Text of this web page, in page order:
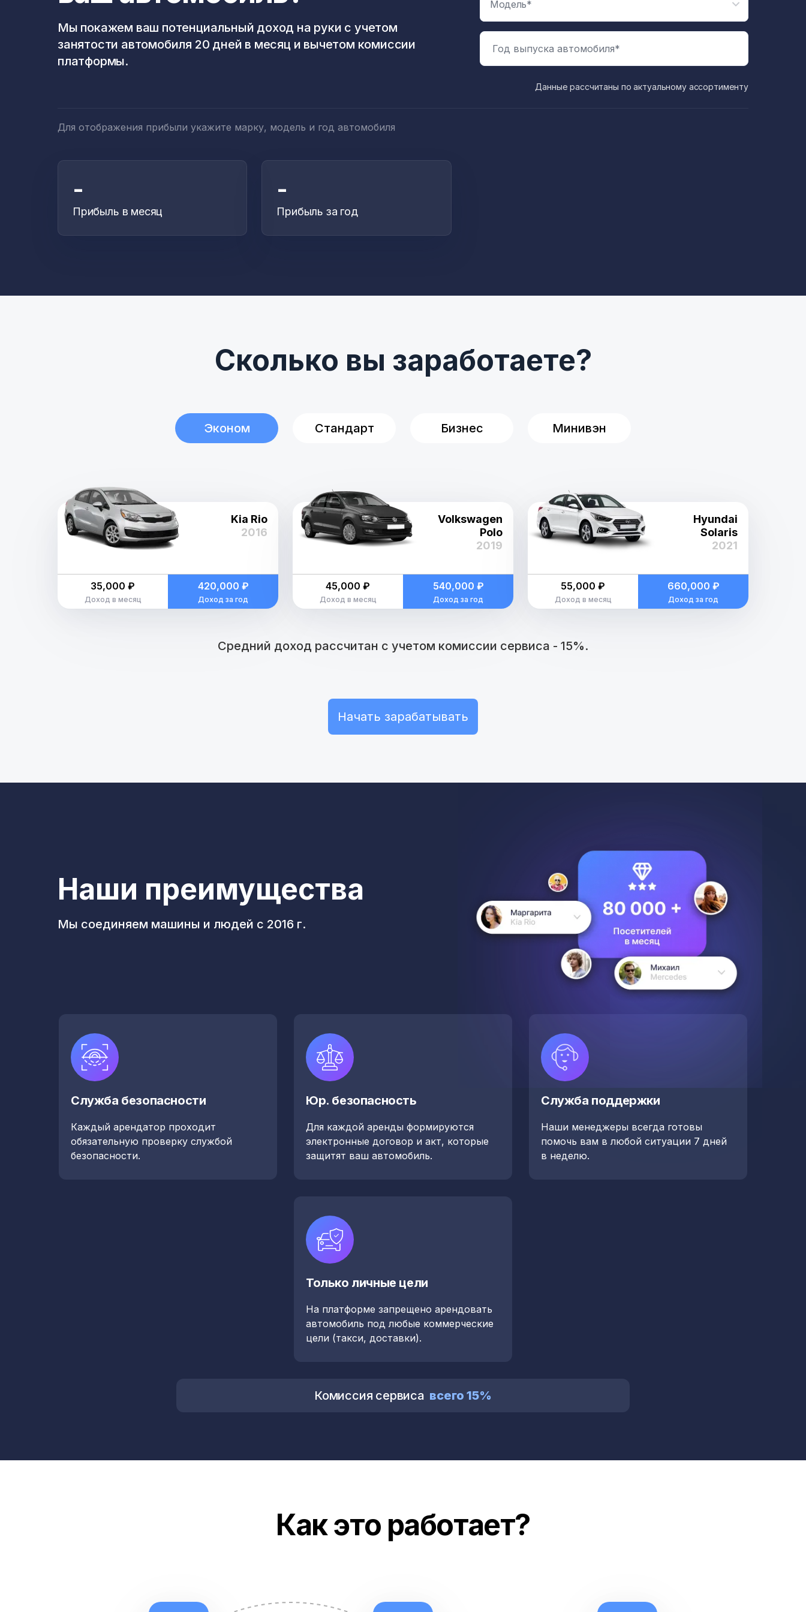
Мы покажем ваш потенциальный доход на руки с учетом
занятости автомобиля 20 дней в месяц и вычетом комиссии
платформы.
Год выпуска автомобиля*
Данные рассчитаны по актуальному ассортименту
Для отображения прибыли укажите марку, модель и год автомобиля
-
Прибыль в месяц
-
Прибыль за год
Сколько вы заработаете?
Эконом Стандарт Бизнес Минивэн
Kia Rio
2016
35,000 ₽
Доход в месяц
420,000 ₽
Доход за год
Volkswagen
Polo
2019
45,000 ₽
Доход в месяц
540,000 ₽
Доход за год
Hyundai
Solaris
2021
55,000 ₽
Доход в месяц
660,000 ₽
Доход за год
Средний доход рассчитан с учетом комиссии сервиса - 15%.
Начать зарабатывать
Наши преимущества
Мы соединяем машины и людей с 2016 г.
Служба безопасности
Каждый арендатор проходит
обязательную проверку службой
безопасности.
Юр. безопасность
Для каждой аренды формируются
электронные договор и акт, которые
защитят ваш автомобиль.
Служба поддержки
Наши менеджеры всегда готовы
помочь вам в любой ситуации 7 дней
в неделю.
Только личные цели
На платформе запрещено арендовать
автомобиль под любые коммерческие
цели (такси, доставки).
Комиссия сервиса всего 15%
Как это работает?